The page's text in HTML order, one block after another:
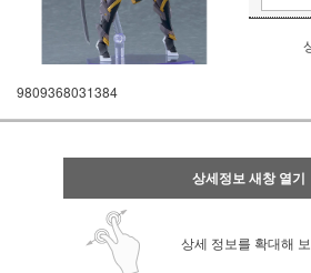
9809368031384
상세정보 새창 열기
상세 정보를 확대해